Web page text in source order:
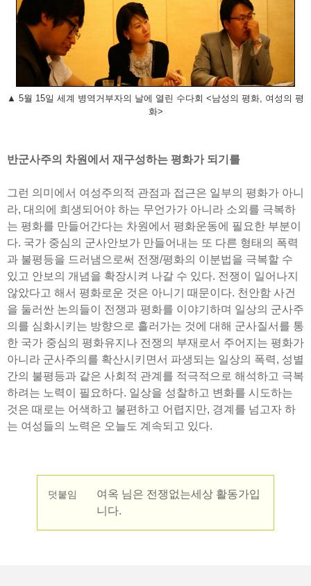
▲ 5월 15일 세계 병역거부자의 날에 열린 수다회 <남성의 평화, 여성의 평
화>
반군사주의 차원에서 재구성하는 평화가 되기를
그런 의미에서 여성주의적 관점과 접근은 일부의 평화가 아니
라, 대의에 희생되어야 하는 무언가가 아니라 소외를 극복하
는 평화를 만들어간다는 차원에서 평화운동에 필요한 부분이
다. 국가 중심의 군사안보가 만들어내는 또 다른 형태의 폭력
과 불평등을 드러냄으로써 전쟁/평화의 이분법을 극복할 수
있고 안보의 개념을 확장시켜 나갈 수 있다. 전쟁이 일어나지
않았다고 해서 평화로운 것은 아니기 때문이다. 천안함 사건
을 둘러싼 논의들이 전쟁과 평화를 이야기하며 일상의 군사주
의를 심화시키는 방향으로 흘러가는 것에 대해 군사질서를 통
한 국가 중심의 평화유지나 전쟁의 부재로서 주어지는 평화가
아니라 군사주의를 확산시키면서 파생되는 일상의 폭력, 성별
간의 불평등과 같은 사회적 관계를 적극적으로 해석하고 극복
하려는 노력이 필요하다. 일상을 성찰하고 변화를 시도하는
것은 때로는 어색하고 불편하고 어렵지만, 경계를 넘고자 하
는 여성들의 노력은 오늘도 계속되고 있다.
덧붙임
여옥 님은 전쟁없는세상 활동가입
니다.